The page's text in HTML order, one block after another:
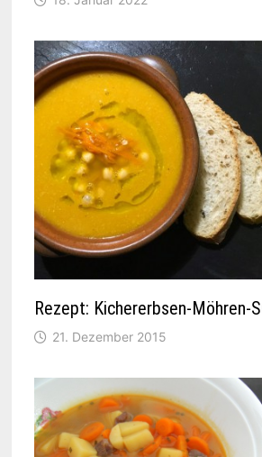
Rezept: Kichererbsen-Möhren-
21. Dezember 2015